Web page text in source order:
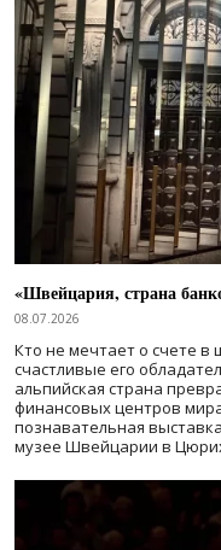
«Швейцария, страна
08.07.2026
Кто не мечтает о счете в
счастливые его
альпийская страна
финансовых центров
познавательная
музее Швейцарии в